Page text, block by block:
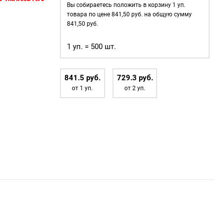
MIRÁ
Premium
тёмный
никель
500шт.
Вы собираетесь положить в корзину 1 уп.
товара по цене841,50 руб. на общую сумму
841,50 руб.
1 уп. = 500 шт.
841.5 руб.
от 1 уп.
729.3 руб.
от 2 уп.